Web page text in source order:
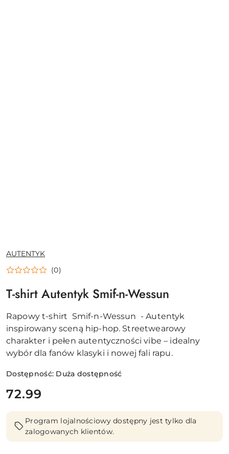
NAZWA
PRODUCENTA:
AUTENTYK
(0)
T-shirt Autentyk Smif-n-Wessun
Rapowy t-shirt Smif-n-Wessun - Autentyk
inspirowany sceną hip-hop. Streetwearowy
charakter i pełen autentyczności vibe – idealny
wybór dla fanów klasyki i nowej fali rapu.
Dostępność: Duża dostępność
cena:
72.99
Program lojalnościowy dostępny jest tylko dla
zalogowanych klientów.